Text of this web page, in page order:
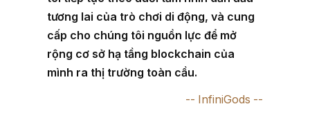
tương lai của trò chơi di động, và cung
cấp cho chúng tôi nguồn lực để mở
rộng cơ sở hạ tầng blockchain của
mình ra thị trường toàn cầu.
InfiniGods